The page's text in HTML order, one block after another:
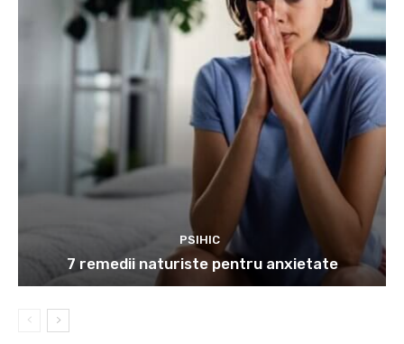
PSIHIC
7 remedii naturiste pentru anxietate